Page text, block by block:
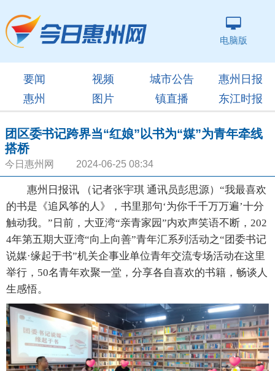
电脑版
要闻 视频 城市公告
惠州日报
惠州
图片 镇直播 东江时报
团区委书记跨界当“红娘”以书为“媒”为青年牵线
搭桥
今日惠州网 2024-06-25 08:34
惠州日报讯 （记者张宇琪 通讯员彭思源）“我最喜欢
的书是《追风筝的人》，书里那句‘为你千千万万遍’十分
触动我。”日前，大亚湾“亲青家园”内欢声笑语不断，202
4年第五期大亚湾“向上向善”青年汇系列活动之“团委书记
说媒·缘起于书”机关企事业单位青年交流专场活动在这里
举行，50名青年欢聚一堂，分享各自喜欢的书籍，畅谈人
生感悟。